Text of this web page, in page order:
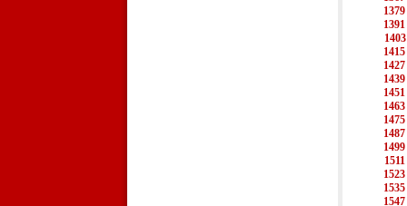
1379
1391
1403
1415
1427
1439
1451
1463
1475
1487
1499
1511
1523
1535
1547